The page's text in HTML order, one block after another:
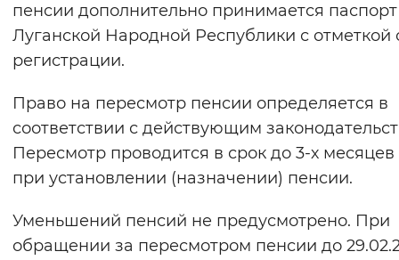
пенсии дополнительно принимается паспорт
Луганской Народной Республики с отметкой
регистрации.
Право на пересмотр пенсии определяется в
соответствии с действующим
Пересмотр проводится в срок до 3-х месяцев
при установлении (назначении) пенсии.
Уменьшений пенсий не предусмотрено. При
обращении за пересмотром пенсии до